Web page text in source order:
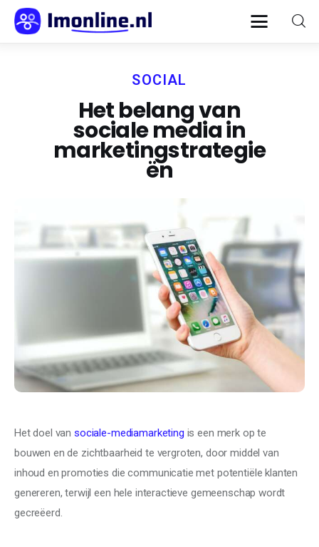
Home
Communicatie
Innovatie
Online marketing
Trends
SOCIAL
Het belang van
sociale media in
marketingstrategie
ën
Het doel van sociale-mediamarketing is een merk op te
bouwen en de zichtbaarheid te vergroten, door middel van
inhoud en promoties die communicatie met potentiële klanten
genereren, terwijl een hele interactieve gemeenschap wordt
gecreëerd.